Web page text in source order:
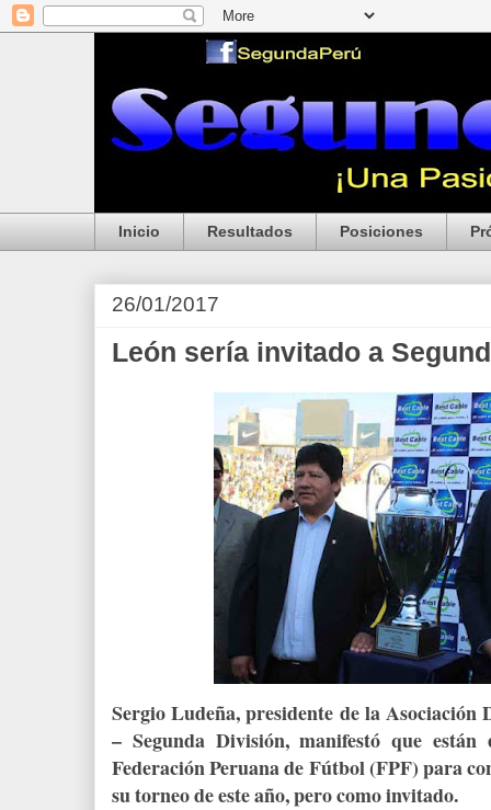
Inicio Resultados Posiciones
26/01/2017
León sería invitado a
Sergio Ludeña, pre­sidente de la
– Segunda División, manifestó que
Federación Peruana de Fútbol (FPF) para
su tor­neo de este año, pero co­mo invitado.